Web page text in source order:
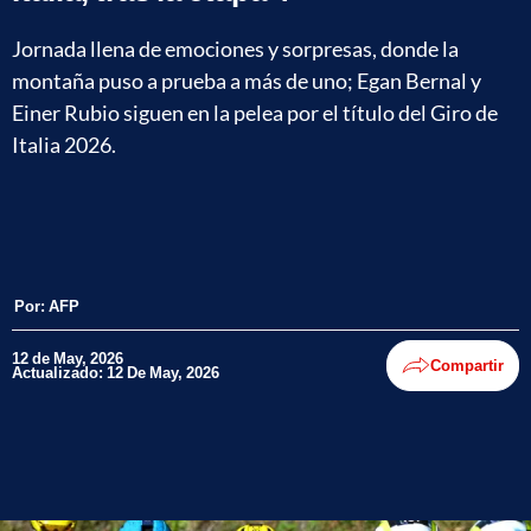
Jornada llena de emociones y sorpresas, donde la
montaña puso a prueba a más de uno; Egan Bernal y
Einer Rubio siguen en la pelea por el título del Giro de
Italia 2026.
Por: AFP
12 de May, 2026
Actualizado: 12 De May, 2026 Compartir